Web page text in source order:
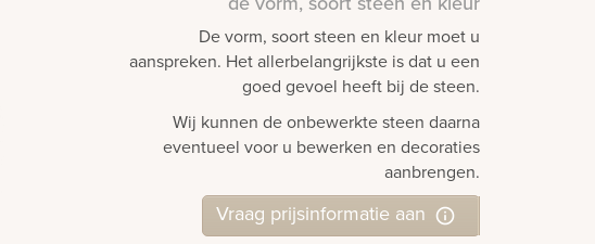
De vorm, soort steen en kleur moet u
aanspreken. Het allerbelangrijkste is dat u een
goed gevoel heeft bij de steen.
Wij kunnen de onbewerkte steen daarna
eventueel voor u bewerken en decoraties
aanbrengen.
Vraag prijsinformatie aan